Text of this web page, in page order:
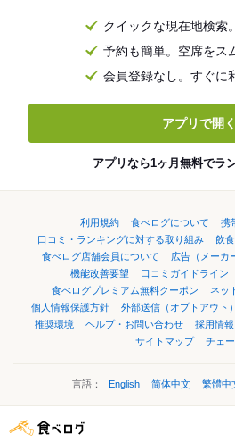
クイックな現在地検索
予約も簡単。空席をス
会員登録なし。すぐに
アプリで開く
アプリなら1ヶ月無料でラ
利用規約 食べログについて
携
口コミ・ランキングに対する取り組み
飲
食べログ店舗会員について
広告（メーカ
機能改善要望
口コミガイドライン
食べログプレミアム無料クーポン
ネッ
個人情報保護方針
外部送信（オプトアウト）
推奨環境
ヘルプ・お問い合わせ 採用情報
サイトマップ
チェ
言語： English 简体中文 繁體中